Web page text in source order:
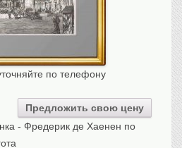
Предложить свою цену
по телефону
- Фредерик де Хаенен по